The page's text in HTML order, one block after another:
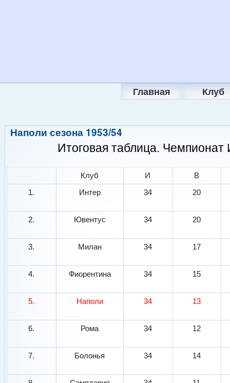
Главная Клуб
Наполи сезона 1953/54
Итоговая таблица.
Клуб И
В
1.
Интер 34 20
2. Ювентус 34 20
3. Милан 34 17
4. Фиорентина 34 15
5. Наполи 34 13
6. Рома 34 12
7. Болонья 34 14